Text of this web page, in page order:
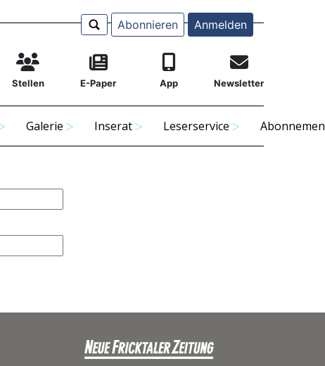
Abonnieren Anmelden
Stellen E-Paper App Newsletter
Galerie Inserat Leserservice